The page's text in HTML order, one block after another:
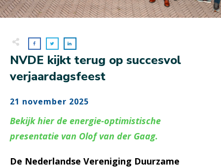
NVDE kijkt terug op succesvol
verjaardagsfeest
21 november 2025
Bekijk hier de energie-optimistische
presentatie van Olof van der Gaag.
De Nederlandse Vereniging Duurzame